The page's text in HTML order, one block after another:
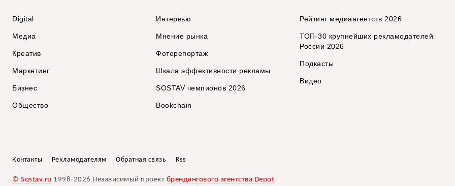
Digital
Медиа
Креатив
Маркетинг
Бизнес
Общество
Интервью
Мнение рынка
Фоторепортаж
Шкала эффективности рекламы
SOSTAV чемпионов 2026
Bookchain
Рейтинг медиаагентств 2026
ТОП-30 крупнейших рекламодателей
России 2026
Подкасты
Видео
Контакты Рекламодателям Обратная связь Rss
© Sostav.ru 1998-2026 Независимый проект брендингового агентства Depot